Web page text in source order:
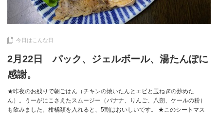
今日はこんな日
2月22日 パック、ジェルボール、湯たんぽに
感謝。
★昨夜のお残りで朝ごはん（チキンの焼いたんとエビと玉ねぎの炒めた
ん）。うーがにこさえたスムージー（バナナ、りんご、八朔、ケールの粉）
も飲みました。柑橘類を入れると、5割はおいしいです。 ★このシートマス